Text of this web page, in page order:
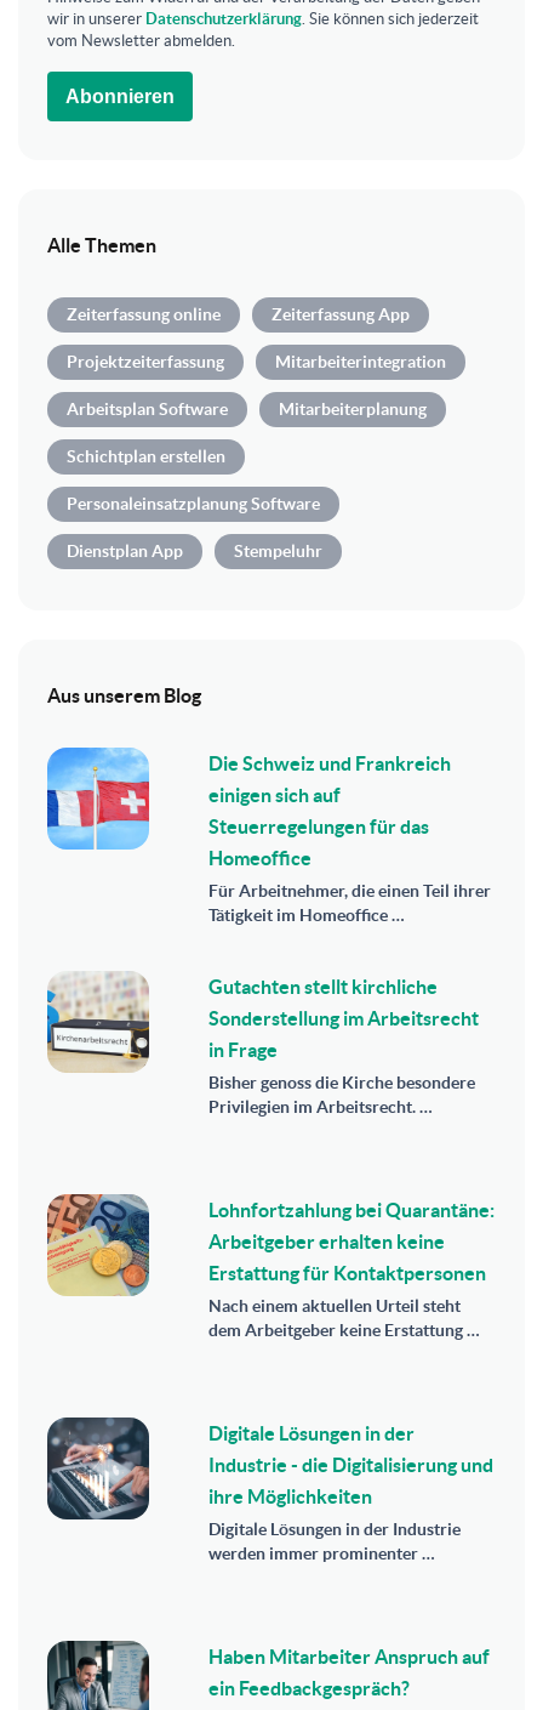
wir in unserer Datenschutzerklärung. Sie können sich jederzeit
vom Newsletter abmelden.
Abonnieren
Alle Themen
Zeiterfassung online Zeiterfassung App
Projektzeiterfassung Mitarbeiterintegration
Arbeitsplan Software Mitarbeiterplanung
Schichtplan erstellen
Personaleinsatzplanung Software
Dienstplan App Stempeluhr
Aus unserem Blog
Die Schweiz und Frankreich
einigen sich auf
Steuerregelungen für das
Homeoffice
Für Arbeitnehmer, die einen Teil ihrer
Tätigkeit im Homeoffice …
Gutachten stellt kirchliche
Sonderstellung im Arbeitsrecht
in Frage
Bisher genoss die Kirche besondere
Privilegien im Arbeitsrecht. …
Lohnfortzahlung bei Quarantäne:
Arbeitgeber erhalten keine
Erstattung für Kontaktpersonen
Nach einem aktuellen Urteil steht
dem Arbeitgeber keine Erstattung …
Digitale Lösungen in der
Industrie - die Digitalisierung und
ihre Möglichkeiten
Digitale Lösungen in der Industrie
werden immer prominenter …
Haben Mitarbeiter Anspruch auf
ein Feedbackgespräch?